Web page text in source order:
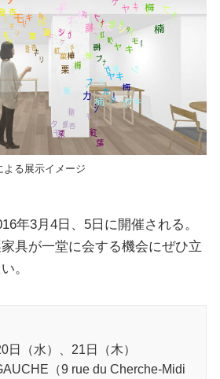
よる展示イメージ
年3月4日、5日に開催される。
具が一堂に会する機会にぜひ立
。
日（水）、21日（木）
（9 rue du Cherche-Midi